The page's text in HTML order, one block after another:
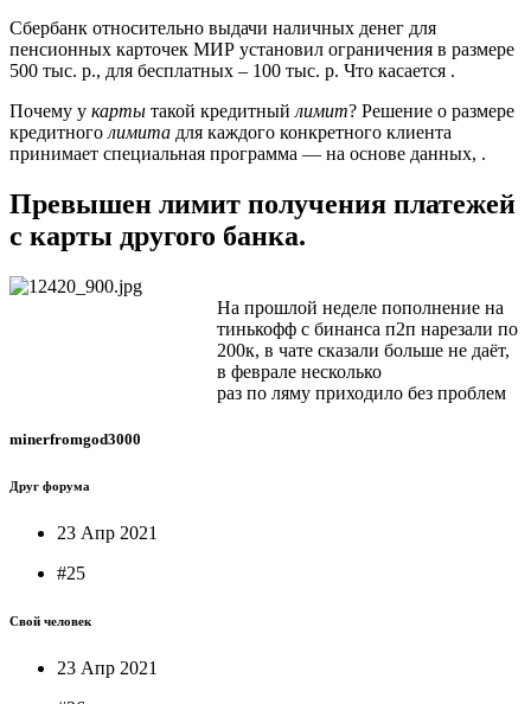
Сбербанк относительно выдачи наличных денег для
пенсионных карточек МИР установил ограничения в размере
500 тыс. р., для бесплатных – 100 тыс. р. Что касается .
Почему у карты такой кредитный лимит? Решение о размере
кредитного лимита для каждого конкретного клиента
принимает специальная программа — на основе данных, .
Превышен лимит получения платежей
с карты другого банка.
На прошлой неделе пополнение на
тинькофф с бинанса п2п нарезали по
200к, в чате сказали больше не даёт,
в феврале несколько
раз по ляму приходило без проблем
minerfromgod3000
Друг форума
23 Апр 2021
#25
Свой человек
23 Апр 2021